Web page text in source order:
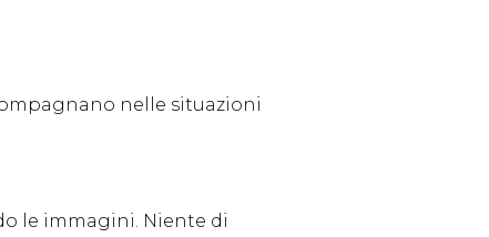
nelle situazioni
le immagini. Niente di